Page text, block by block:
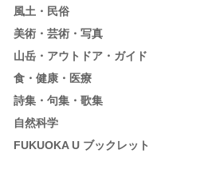
風土・民俗
美術・芸術・写真
山岳・アウトドア・ガイド
食・健康・医療
詩集・句集・歌集
自然科学
FUKUOKA U ブックレット